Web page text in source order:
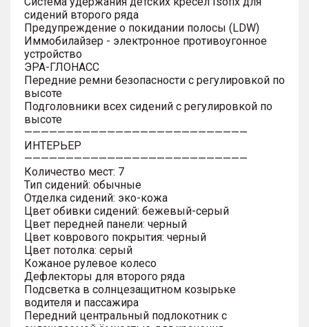
сидений второго ряда
Предупреждение о покидании полосы (LDW)
Иммобилайзер - электронное противоугонное
устройство
ЭРА-ГЛОНАСС
Передние ремни безопасности с регулировкой по
высоте
Подголовники всех сидений с регулировкой по
высоте
———————————————————————————
ИНТЕРЬЕР
———————————————————————————
Количество мест: 7
Тип сидений: обычные
Отделка сидений: эко-кожа
Цвет обивки сидений: бежевый-серый
Цвет передней панели: черный
Цвет коврового покрытия: черный
Цвет потолка: серый
Кожаное рулевое колесо
Дефлекторы для второго ряда
Подсветка в солнцезащитном козырьке
водителя и пассажира
Передний центральный подлокотник с